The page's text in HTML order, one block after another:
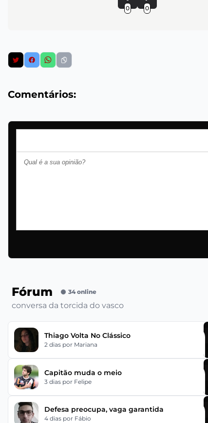
0 0
Comentários:
Fórum 34 online
conversa da torcida do vasco
Thiago Volta No Clássico
2 dias por Mariana
Capitão muda o meio
3 dias por Felipe
Defesa preocupa, vaga garantida
4 dias por Fábio